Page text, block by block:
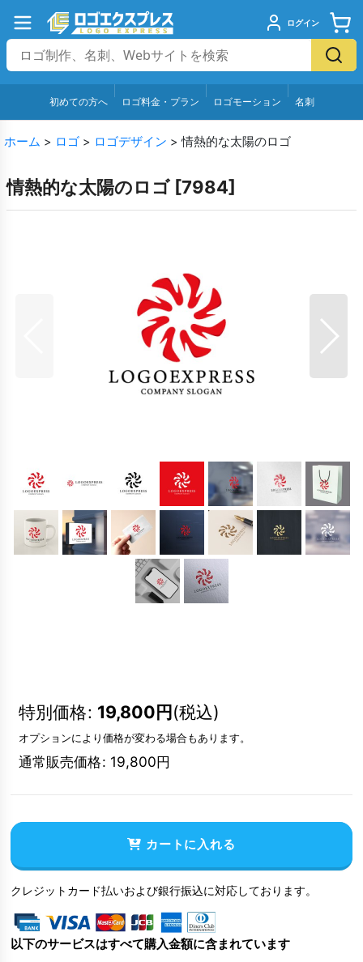
ログイン
初めての方へ ロゴ料金・プラン ロゴモーション 名刺
ホーム > ロゴ > ロゴデザイン > 情熱的な太陽のロゴ
情熱的な太陽のロゴ [7984]
特別価格: 19,800円(税込)
オプションにより価格が変わる場合もあります。
通常販売価格: 19,800円
カートに入れる
クレジットカード払いおよび銀行振込に対応しております。
以下のサービスはすべて購入金額に含まれています